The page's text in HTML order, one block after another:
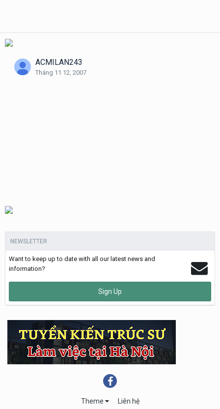
ACMILAN243
Tháng 11 12, 2007
NEWSLETTER
Want to keep up to date with all our latest news and
information?
Sign Up
Theme Liên hệ